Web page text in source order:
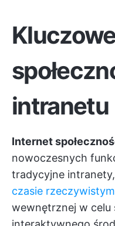
intranetu
Internet
nowoczesnych
tradycyjne intranety,
czasie rzeczywistym
wewnętrznej w celu